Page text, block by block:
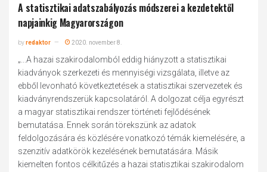
A statisztikai adatszabályozás módszerei a kezdetektől
napjainkig Magyarországon
byredaktor 2020. november 8.
„...A hazai szakirodalomból eddig hiányzott a statisztikai
kiadványok szerkezeti és mennyiségi vizsgálata, illetve az
ebből levonható következtetések a statisztikai szervezetek és
kiadványrendszerük kapcsolatáról. A dolgozat célja egyrészt
a magyar statisztikai rendszer történeti fejlődésének
bemutatása. Ennek során törekszünk az adatok
feldolgozására és közlésére vonatkozó témák kiemelésére, a
szenzitív adatkörök kezelésének bemutatására. Másik
kiemelten fontos célkitűzés a hazai statisztikai szakirodalom